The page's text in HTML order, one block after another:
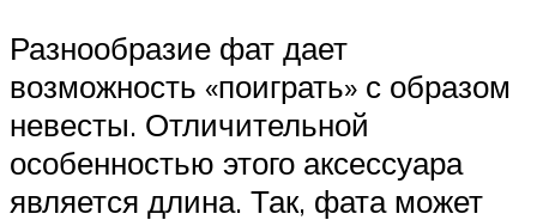
Разнообразие фат дает
возможность «поиграть» с образом
невесты. Отличительной
особенностью этого аксессуара
является длина. Так, фата может